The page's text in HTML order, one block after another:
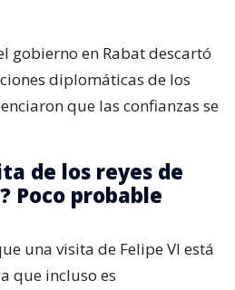
gobierno en Rabat descartó
diplomáticas de los
que las confianzas se
de los reyes de
Poco probable
una visita de Felipe VI está
que incluso es